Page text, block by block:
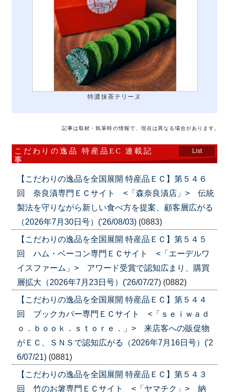
特濃抹茶テリーヌ
記事は取材・執筆時の情報で、現在は異なる場合があります。
こだわりの逸品 特産品EC 連載記
事
List
【こだわりの逸品を全国展開 特産品ＥＣ】第５４６
回 奈良漬専門ＥＣサイト <「森奈良漬店」> 伝統
製法を守りながら新しい食べ方を提案、顧客層広がる
（2026年7月30日号）('26/08/03) (0883)
【こだわりの逸品を全国展開 特産品ＥＣ】第５４５
回 ハム・ベーコン専門ＥＣサイト <「エーデルワ
イスファーム」> アワード受賞で認知広まり、購買
層拡大（2026年7月23日号）('26/07/27) (0882)
【こだわりの逸品を全国展開 特産品ＥＣ】第５４４
回 ブックカバー専門ＥＣサイト <「ｓｅｉｗａｄ
ｏ．ｂｏｏｋ．ｓｔｏｒｅ．」> 来店客への販促物
がＥＣ、ＳＮＳで認知広がる（2026年7月16日号）('2
6/07/21) (0881)
【こだわりの逸品を全国展開 特産品ＥＣ】第５４３
回 竹のお箸専門ＥＣサイト <「ヤマチク」> 納